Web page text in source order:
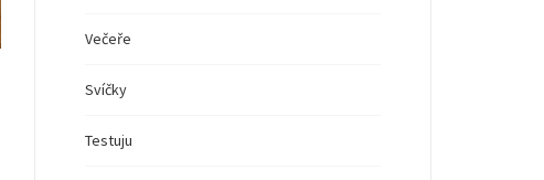
Večeře
Svíčky
Testuju